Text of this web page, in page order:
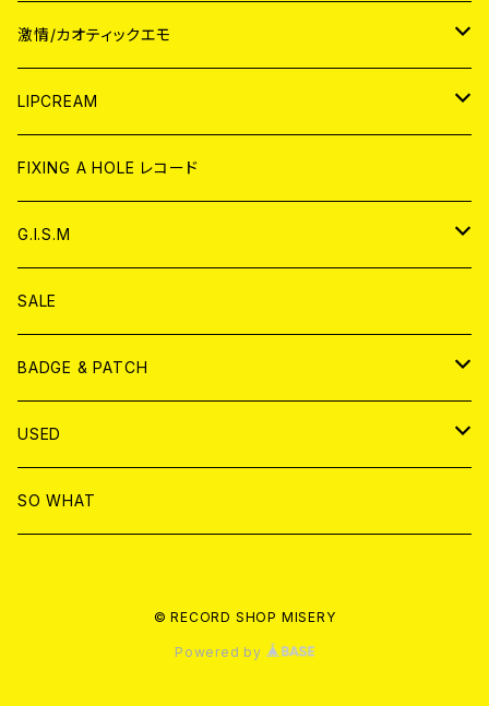
JAPAN
CD
ANALOG
WORLD
CD
ANALOG
激情/カオティックエモ
JAPAN
CD
ANALOG
WORLD
CD
ANALOG
LIPCREAM
CD
アナログ
DVD
T-shirt & WEAR
FIXING A HOLE レコード
G.I.S.M
CD
ANALOG
T-SHIRT & WEAR
DVD
SALE
BADGE & PATCH
BADGE
PATCH
USED
書籍
SO WHAT
© RECORD SHOP MISERY
Powered by